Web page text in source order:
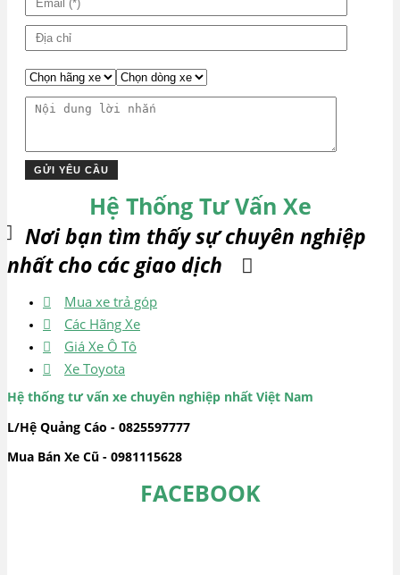
Hệ Thống Tư Vấn Xe
Nơi bạn tìm thấy sự chuyên nghiệp
nhất cho các giao dịch
Mua xe trả góp
Các Hãng Xe
Giá Xe Ô Tô
Xe Toyota
Hệ thống tư vấn xe chuyên nghiệp nhất Việt Nam
L/Hệ Quảng Cáo - 0825597777
Mua Bán Xe Cũ - 0981115628
FACEBOOK